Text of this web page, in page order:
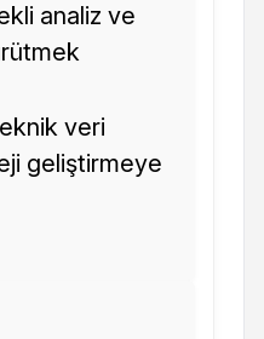
analiz ve
veri
geliştirmeye